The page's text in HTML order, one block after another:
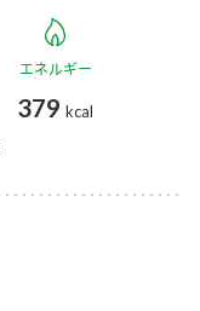
中華エネルギー
379 kcal